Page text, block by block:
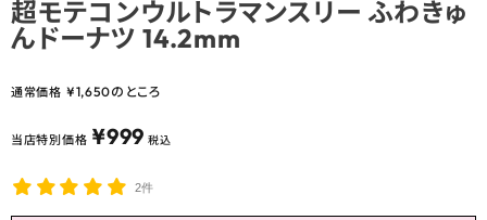
超モテコンウルトラマンスリー ふわきゅ
んドーナツ 14.2mm
通常価格 ¥1,650のところ
当店特別価格 ¥999 税込
2件